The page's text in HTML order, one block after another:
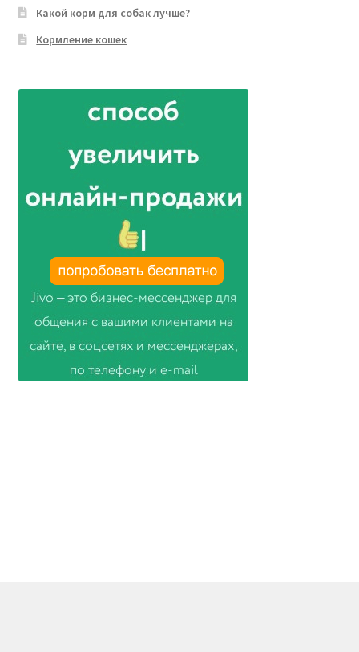
Какой корм для собак лучше?
Кормление кошек